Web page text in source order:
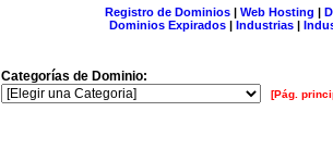
Registro de Dominios| Web Hosting |
Dominios Expirados | Industrias |
Categorías de Dominio:
[Pág.